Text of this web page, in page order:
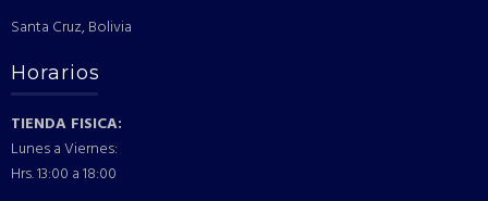
Santa Cruz, Bolivia
Horarios
TIENDA FISICA:
Lunes a Viernes:
Hrs. 13:00 a 18:00